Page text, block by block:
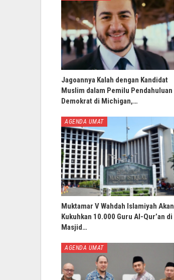
Jagoannya Kalah dengan Kandidat
Muslim dalam Pemilu Pendahuluan
Demokrat di Michigan,…
AGENDA UMAT
Muktamar V Wahdah Islamiyah Akan
Kukuhkan 10.000 Guru Al-Qur’an di
Masjid…
AGENDA UMAT